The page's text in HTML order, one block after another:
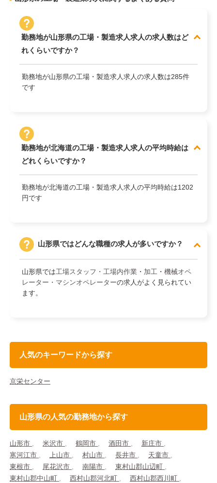
勤務地が山形県の工場・製造求人求人の求人数はど
れくらいですか？
勤務地が山形県の工場・製造求人求人の求人数は285件
です
勤務地が北海道の工場・製造求人求人の平均時給は
どれくらいですか？
勤務地が北海道の工場・製造求人求人の平均時給は1202
円です
山形県ではどんな職種の求人が多いですか？
山形県では工場スタッフ・工場内作業 ・ 加工 ・ 機械オペ
レーター・マシンオペレーターの求人がよく見られてい
ます。
人気のキーワードから探す
京栄センター
山形県の人気の勤務地から探す
山形市 米沢市 鶴岡市 酒田市
新庄市
寒河江市
上山市 村山市 長井市
天童市
東根市
尾花沢市 南陽市
東村山郡山辺町
東村山郡中山町
西村山郡河北町
西村山郡西川町